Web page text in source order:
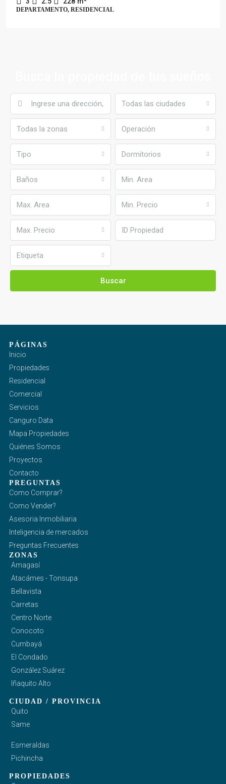
DEPARTAMENTO, RESIDENCIAL
Todas las ciudades
Todas la zonas Operación
Tipo Dormitorios
Baños
Min. Precio
Max. Precio
Etiqueta
Buscar
PÁGINAS
Inicio
Propiedades
Residencial
Comercial
Servicios
Canguro Data
Mapa Propiedades
Quiénes Somos
Proyectos
Contacto
PREGUNTAS
Como Comprar?
Como Vender?
Asesoria Inmobiliaria
Inteligencia de mercados
Preguntas Frecuentes
ZONAS
Amagasí
Atacámes - Tonsupa
Bellavista
Carretas
Centro Norte
Conocoto
Cumbayá
El Condado
González Suárez
Iñaquito Alto
CIUDAD / PROVINCIA
Quito
Same
Esmeraldas
Pichincha
PROPIEDADES